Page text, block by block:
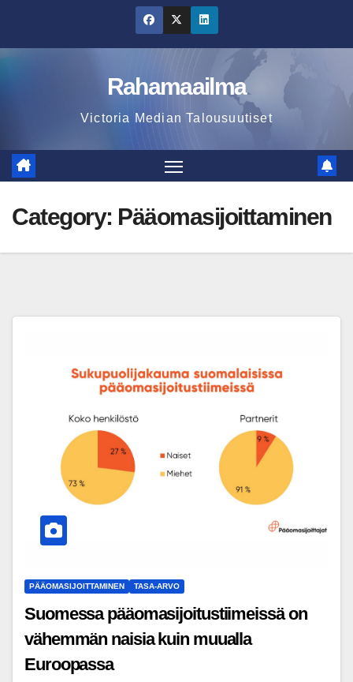
content
Rahamaailma
Victoria Median Talousuutiset
Category: Pääomasijoittaminen
PÄÄOMASIJOITTAMINEN TASA-ARVO
Suomessa pääomasijoitustiimeissä on
vähemmän naisia kuin muualla
Euroopassa